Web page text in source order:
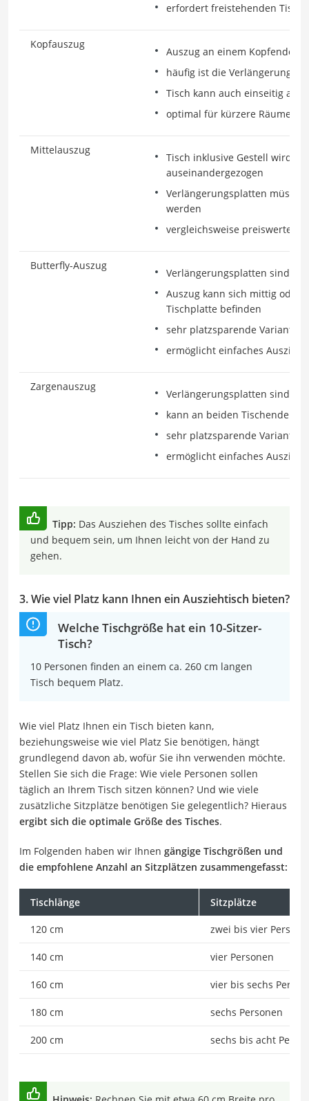
erfordert freistehenden Tisch
Kopfauszug
Auszug an einem Kopfende
häufig ist die
Tisch kann auch einseitig an
optimal für kürzere Räume
Mittelauszug
Tisch inklusive Gestell wird
auseinandergezogen
Verlängerungsplatten
werden
vergleichsweise preiswerte
Butterfly-Auszug
Verlängerungsplatten sind im
Auszug kann sich mittig oder
Tischplatte befinden
sehr platzsparende Variante
ermöglicht einfaches
Zargenauszug
Verlängerungsplatten sind im
kann an beiden Tischenden
sehr platzsparende Variante
ermöglicht einfaches
Tipp: Das Ausziehen des Tisches sollte einfach
und bequem sein, um Ihnen leicht von der Hand zu
gehen.
3. Wie viel Platz kann Ihnen ein Ausziehtisch bieten?
Welche Tischgröße hat ein 10-Sitzer-
Tisch?
10 Personen finden an einem ca. 260 cm langen
Tisch bequem Platz.
Wie viel Platz Ihnen ein Tisch bieten kann,
beziehungsweise wie viel Platz Sie benötigen, hängt
grundlegend davon ab, wofür Sie ihn verwenden möchte.
Stellen Sie sich die Frage: Wie viele Personen sollen
täglich an Ihrem Tisch sitzen können? Und wie viele
zusätzliche Sitzplätze benötigen Sie gelegentlich? Hieraus
ergibt sich die optimale Größe des Tisches.
Im Folgenden haben wir Ihnen gängige Tischgrößen und
die empfohlene Anzahl an Sitzplätzen zusammengefasst:
Tischlänge Sitzplätze
120 cm zwei bis vier
140 cm vier Personen
160 cm vier bis sechs
180 cm sechs Personen
200 cm sechs bis acht